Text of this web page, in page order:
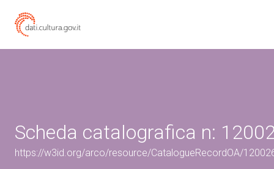
Scheda catalografica n:
https://w3id.org/arco/resource/CatalogueRecordOA/